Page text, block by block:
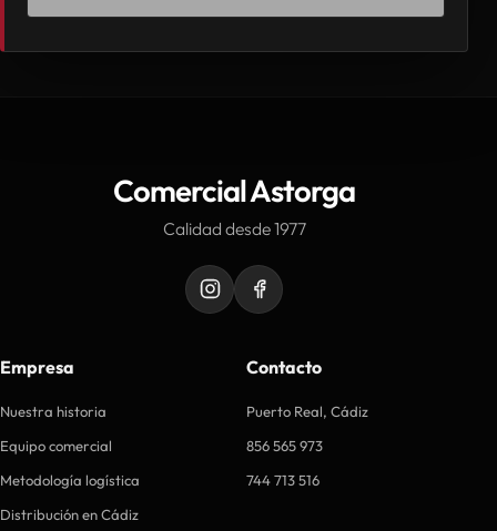
Comercial Astorga
Calidad desde 1977
Empresa
Nuestra historia
Equipo comercial
Metodología logística
Distribución en Cádiz
Contacto
Puerto Real, Cádiz
856 565 973
744 713 516